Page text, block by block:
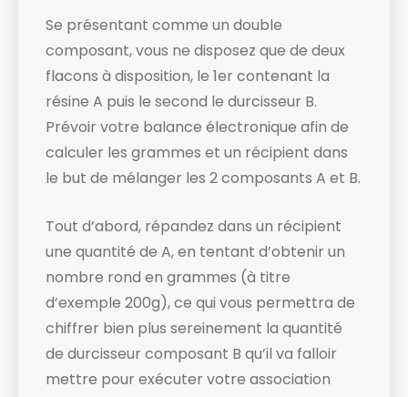
Se présentant comme un double
composant, vous ne disposez que de deux
flacons à disposition, le 1er contenant la
résine A puis le second le durcisseur B.
Prévoir votre balance électronique afin de
calculer les grammes et un récipient dans
le but de mélanger les 2 composants A et B.
Tout d’abord, répandez dans un récipient
une quantité de A, en tentant d’obtenir un
nombre rond en grammes (à titre
d’exemple 200g), ce qui vous permettra de
chiffrer bien plus sereinement la quantité
de durcisseur composant B qu’il va falloir
mettre pour exécuter votre association